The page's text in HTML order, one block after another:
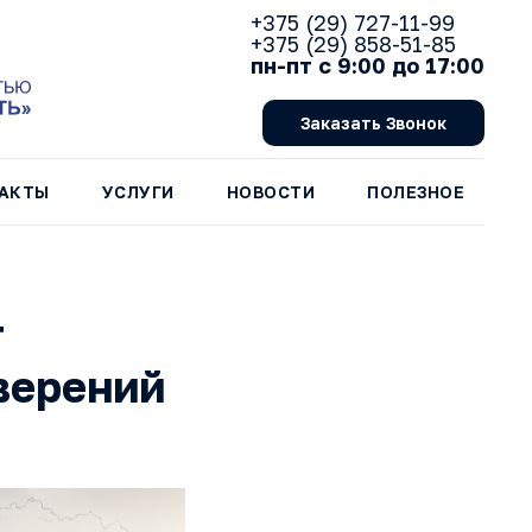
+375 (29) 727-11-99
+375 (29) 858-51-85
пн-пт с 9:00 до 17:00
Заказать Звонок
УСЛУГИ НОВОСТИ ПОЛЕЗНОЕ